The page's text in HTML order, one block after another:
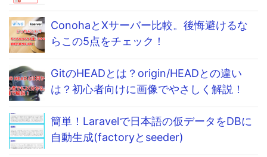
ConohaとXサーバー比較。後悔避けるな
らこの5点をチェック！
GitのHEADとは？origin/HEADとの違い
は？初心者向けに画像でやさしく解説！
簡単！Laravelで日本語の仮データをDBに
自動生成(factoryとseeder)